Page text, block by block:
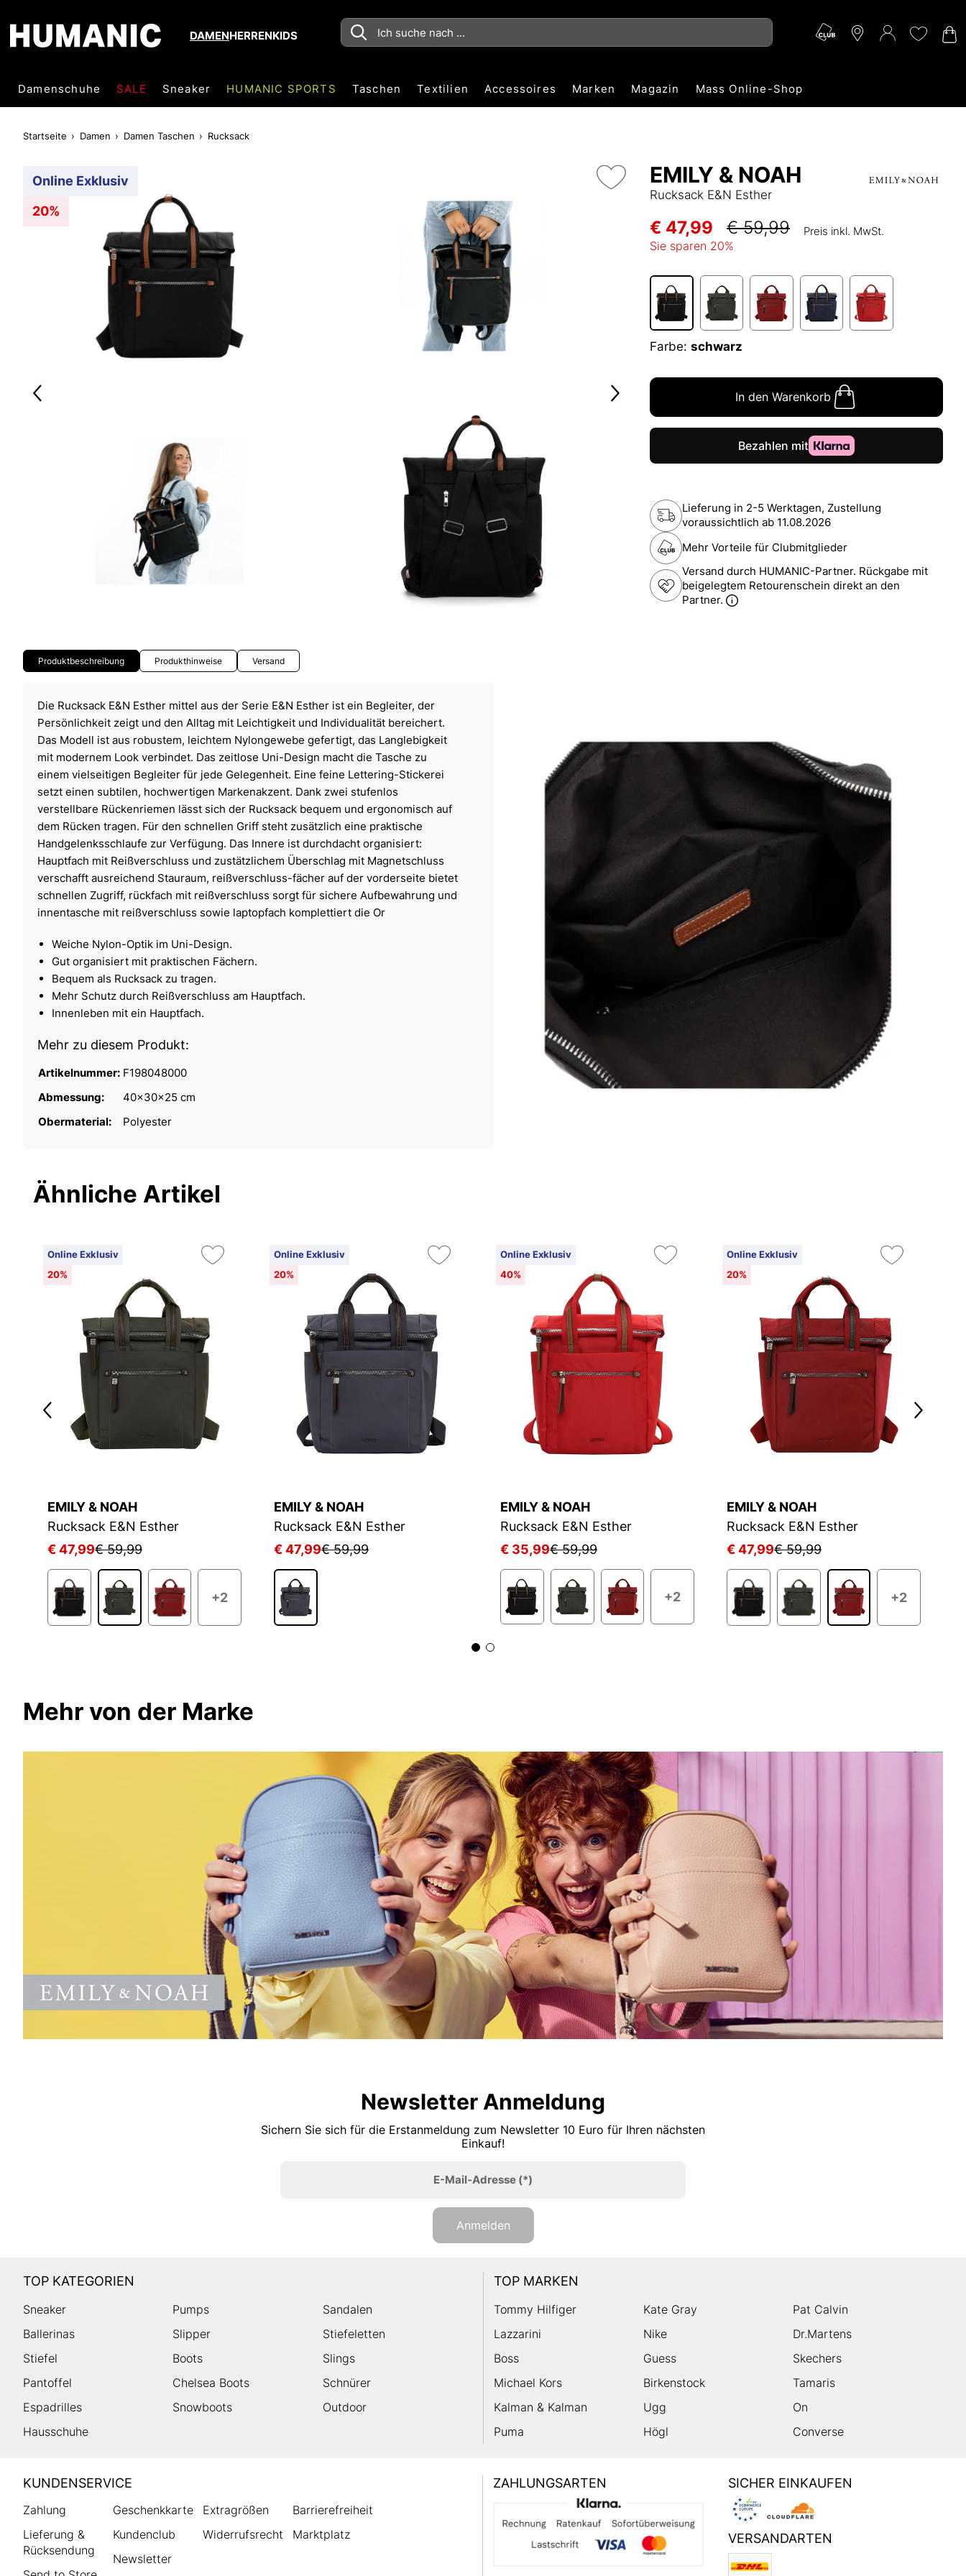
DAMENHERRENKIDS
Damenschuhe SALE Sneaker HUMANIC SPORTS Taschen Textilien Accessoires Marken Magazin Mass Online-Shop
Startseite Damen Damen Taschen Rucksack
Online Exklusiv
20%
EMILY & NOAH
Rucksack E&N Esther
€ 47,99 € 59,99 Preis inkl. MwSt.
Sie sparen 20%
Farbe: schwarz
In den Warenkorb
Lieferung in 2-5 Werktagen, Zustellung
voraussichtlich ab 11.08.2026
Mehr Vorteile für Clubmitglieder
Versand durch HUMANIC-Partner. Rückgabe mit
beigelegtem Retourenschein direkt an den
Partner.
Produktbeschreibung Produkthinweise Versand
Die Rucksack E&N Esther mittel aus der Serie E&N Esther ist ein Begleiter, der
Persönlichkeit zeigt und den Alltag mit Leichtigkeit und Individualität bereichert.
Das Modell ist aus robustem, leichtem Nylongewebe gefertigt, das Langlebigkeit
mit modernem Look verbindet. Das zeitlose Uni-Design macht die Tasche zu
einem vielseitigen Begleiter für jede Gelegenheit. Eine feine Lettering-Stickerei
setzt einen subtilen, hochwertigen Markenakzent. Dank zwei stufenlos
verstellbare Rückenriemen lässt sich der Rucksack bequem und ergonomisch auf
dem Rücken tragen. Für den schnellen Griff steht zusätzlich eine praktische
Handgelenksschlaufe zur Verfügung. Das Innere ist durchdacht organisiert:
Hauptfach mit Reißverschluss und zustätzlichem Überschlag mit Magnetschluss
verschafft ausreichend Stauraum, reißverschluss-fächer auf der vorderseite bietet
schnellen Zugriff, rückfach mit reißverschluss sorgt für sichere Aufbewahrung und
innentasche mit reißverschluss sowie laptopfach komplettiert die Or
Weiche Nylon-Optik im Uni-Design.
Gut organisiert mit praktischen Fächern.
Bequem als Rucksack zu tragen.
Mehr Schutz durch Reißverschluss am Hauptfach.
Innenleben mit ein Hauptfach.
Mehr zu diesem Produkt:
Artikelnummer: F198048000
Abmessung:
40x30x25 cm
Obermaterial:
Polyester
Ähnliche Artikel
Online Exklusiv
20%
EMILY & NOAH
Rucksack E&N Esther
€ 47,99€ 59,99
+2
Online Exklusiv
20%
EMILY & NOAH
Rucksack E&N Esther
€ 47,99€ 59,99
Online Exklusiv
40%
EMILY & NOAH
Rucksack E&N Esther
€ 35,99€ 59,99
+2
Online Exklusiv
20%
EMILY & NOAH
Rucksack E&N Esther
€ 47,99€ 59,99
+2
Mehr von der Marke
Newsletter Anmeldung
Sichern Sie sich für die Erstanmeldung zum Newsletter 10 Euro für Ihren nächsten
Einkauf!
E-Mail-Adresse(*)
Anmelden
TOP KATEGORIEN
Sneaker Pumps
Sandalen
Ballerinas
Slipper
Stiefeletten
Stiefel
Boots
Slings
Pantoffel
Chelsea Boots
Schnürer
Espadrilles
Snowboots
Outdoor
Hausschuhe
TOP MARKEN
Tommy Hilfiger Kate Gray
Pat Calvin
Lazzarini
Nike
Dr.Martens
Boss
Guess
Skechers
Michael Kors
Birkenstock
Tamaris
Kalman & Kalman
Ugg
On
Puma
Högl Converse
HUMANIC
Footer
KUNDENSERVICE
Zahlung
Lieferung &
Rücksendung
Geschenkkarte
Kundenclub
Newsletter
Extragrößen
Widerrufsrecht
Barrierefreiheit
Marktplatz
ZAHLUNGSARTEN SICHER EINKAUFEN
VERSANDARTEN